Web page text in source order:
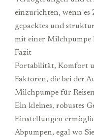
einzurichten, wenn es
gepacktes und
mit einer Milchpumpe
Fazit
Portabilität, Komfort
Faktoren, die bei der
Milchpumpe für
Ein kleines, robustes
Einstellungen
Abpumpen, egal wo